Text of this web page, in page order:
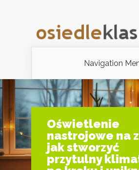
Navigation
Oświetlenie
nastrojowe na
jak stworzyć
przytulny